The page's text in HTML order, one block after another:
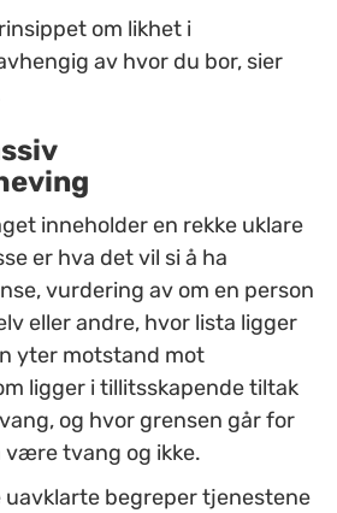
om likhet i
av hvor du bor, sier
inneholder en rekke uklare
er hva det vil si å ha
vurdering av om en person
eller andre, hvor lista ligger
yter motstand mot
ligger i tillitsskapende tiltak
og hvor grensen går for
være tvang og ikke.
begreper tjenestene